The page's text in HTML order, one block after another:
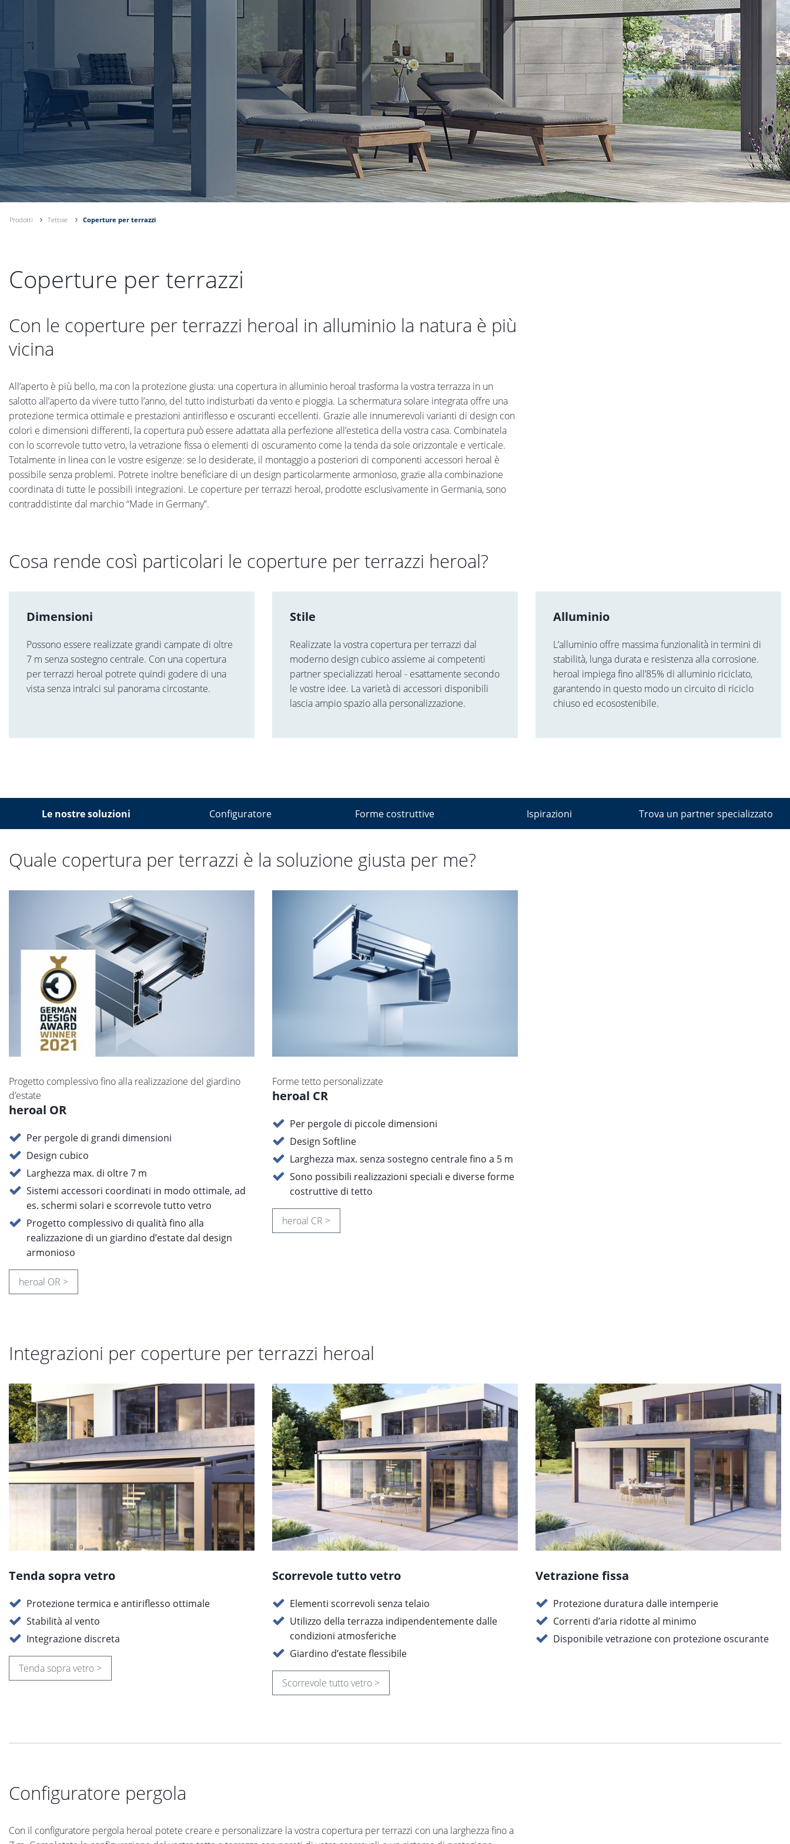
Prodotti Tettoie Coperture per terrazzi
Coperture per terrazzi
Con le coperture per terrazzi heroal in alluminio la natura è più
vicina
All’aperto è più bello, ma con la protezione giusta: una copertura in alluminio heroal trasforma la vostra terrazza in un
salotto all’aperto da vivere tutto l’anno, del tutto indisturbati da vento e pioggia. La schermatura solare integrata offre una
protezione termica ottimale e prestazioni antiriflesso e oscuranti eccellenti. Grazie alle innumerevoli varianti di design con
colori e dimensioni differenti, la copertura può essere adattata alla perfezione all’estetica della vostra casa. Combinatela
con lo scorrevole tutto vetro, la vetrazione fissa o elementi di oscuramento come la tenda da sole orizzontale e verticale.
Totalmente in linea con le vostre esigenze: se lo desiderate, il montaggio a posteriori di componenti accessori heroal è
possibile senza problemi. Potrete inoltre beneficiare di un design particolarmente armonioso, grazie alla combinazione
coordinata di tutte le possibili integrazioni. Le coperture per terrazzi heroal, prodotte esclusivamente in Germania, sono
contraddistinte dal marchio “Made in Germany”.
Cosa rende così particolari le coperture per terrazzi heroal?
Dimensioni
Possono essere realizzate grandi campate di oltre
7 m senza sostegno centrale. Con una copertura
per terrazzi heroal potrete quindi godere di una
vista senza intralci sul panorama circostante.
Stile
Realizzate la vostra copertura per terrazzi dal
moderno design cubico assieme ai competenti
partner specializzati heroal - esattamente secondo
le vostre idee. La varietà di accessori disponibili
lascia ampio spazio alla personalizzazione.
Alluminio
L’alluminio offre massima funzionalità in termini di
stabilità, lunga durata e resistenza alla corrosione.
heroal impiega fino all’85% di alluminio riciclato,
garantendo in questo modo un circuito di riciclo
chiuso ed ecosostenibile.
Le nostre soluzioni Configuratore Forme costruttive Ispirazioni Trova un partner specializzato
Quale copertura per terrazzi è la soluzione giusta per me?
Progetto complessivo fino alla realizzazione del giardino
d’estate
heroal OR
Per pergole di grandi dimensioni
Design cubico
Larghezza max. di oltre 7 m
Sistemi accessori coordinati in modo ottimale, ad
es. schermi solari e scorrevole tutto vetro
Progetto complessivo di qualità fino alla
realizzazione di un giardino d’estate dal design
armonioso
heroal OR >
Forme tetto personalizzate
heroal CR
Per pergole di piccole dimensioni
Design Softline
Larghezza max. senza sostegno centrale fino a 5 m
Sono possibili realizzazioni speciali e diverse forme
costruttive di tetto
heroal CR >
Integrazioni per coperture per terrazzi heroal
Tenda sopra vetro
Protezione termica e antiriflesso ottimale
Stabilità al vento
Integrazione discreta
Tenda sopra vetro >
Scorrevole tutto vetro
Elementi scorrevoli senza telaio
Utilizzo della terrazza indipendentemente dalle
condizioni atmosferiche
Giardino d’estate flessibile
Scorrevole tutto vetro >
Vetrazione fissa
Protezione duratura dalle intemperie
Correnti d’aria ridotte al minimo
Disponibile vetrazione con protezione oscurante
Configuratore pergola
Con il configuratore pergola heroal potete creare e personalizzare la vostra copertura per terrazzi con una larghezza fino a